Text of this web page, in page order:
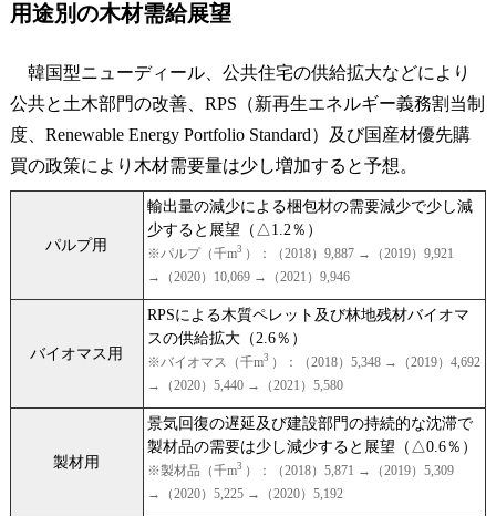
用途別の木材需給展望
韓国型ニューディール、公共住宅の供給拡大などにより
公共と土木部門の改善、RPS（新再生エネルギー義務割当制
度、Renewable Energy Portfolio Standard）及び国産材優先購
買の政策により木材需要量は少し増加すると予想。
パルプ用
輸出量の減少による梱包材の需要減少で少し減
少すると展望（△1.2％）
※パルプ（千m3 ）：（2018）9,887 →（2019）9,921
→（2020）10,069 →（2021）9,946
バイオマス用
RPSによる木質ペレット及び林地残材バイオマ
スの供給拡大（2.6％）
※バイオマス（千m3 ）：（2018）5,348 →（2019）4,692
→（2020）5,440 →（2021）5,580
製材用
景気回復の遅延及び建設部門の持続的な沈滞で
製材品の需要は少し減少すると展望（△0.6％）
※製材品（千m3 ）：（2018）5,871 →（2019）5,309
→（2020）5,225 →（2020）5,192